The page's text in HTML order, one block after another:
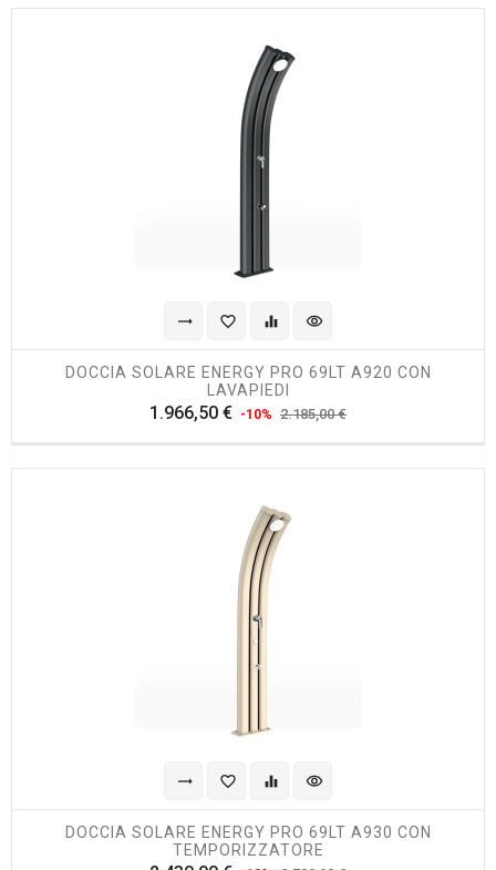
trending_flat favorite_border equalizer visibility
DOCCIA SOLARE ENERGY PRO 69LT A920 CON
LAVAPIEDI
1.966,50 € Prezzo
-10% 2.185,00 €Prezzo
trending_flat favorite_border equalizer visibility
DOCCIA SOLARE ENERGY PRO 69LT A930 CON
TEMPORIZZATORE